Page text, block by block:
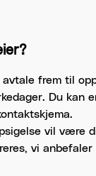
frem til
Du kan
vil være
vi